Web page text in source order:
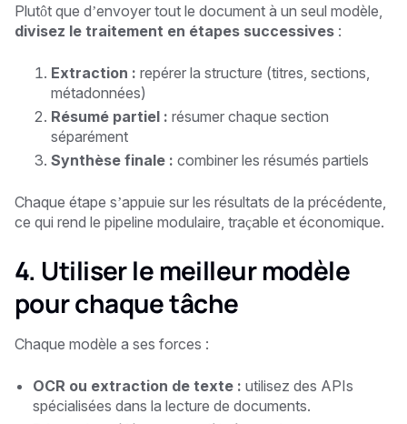
Plutôt que d’envoyer tout le document à un seul modèle,
divisez le traitement en étapes successives :
Extraction : repérer la structure (titres, sections,
métadonnées)
Résumé partiel : résumer chaque section
séparément
Synthèse finale : combiner les résumés partiels
Chaque étape s’appuie sur les résultats de la précédente,
ce qui rend le pipeline modulaire, traçable et économique.
4. Utiliser le meilleur modèle
pour chaque tâche
Chaque modèle a ses forces :
OCR ou extraction de texte : utilisez des APIs
spécialisées dans la lecture de documents.